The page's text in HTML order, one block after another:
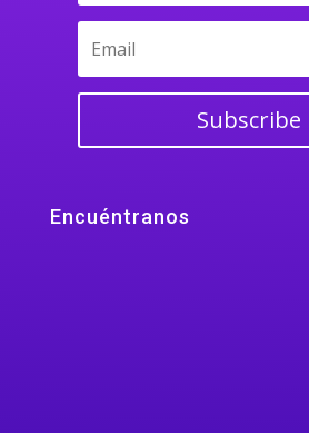
Subscribe
Encuéntranos